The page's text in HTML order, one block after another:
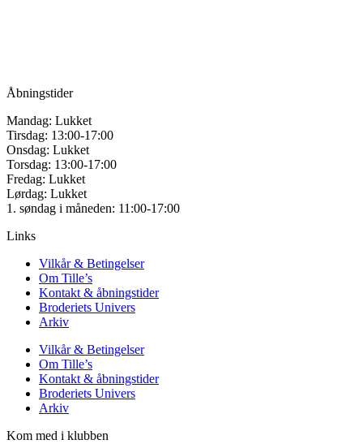
Åbningstider
Mandag: Lukket
Tirsdag: 13:00-17:00
Onsdag: Lukket
Torsdag: 13:00-17:00
Fredag: Lukket
Lørdag: Lukket
1. søndag i måneden: 11:00-17:00
Links
Vilkår & Betingelser
Om Tille’s
Kontakt & åbningstider
Broderiets Univers
Arkiv
Vilkår & Betingelser
Om Tille’s
Kontakt & åbningstider
Broderiets Univers
Arkiv
Kom med i klubben